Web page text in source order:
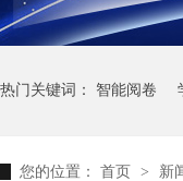
热门关键词： 智能阅卷
您的位置： 首页 > 新